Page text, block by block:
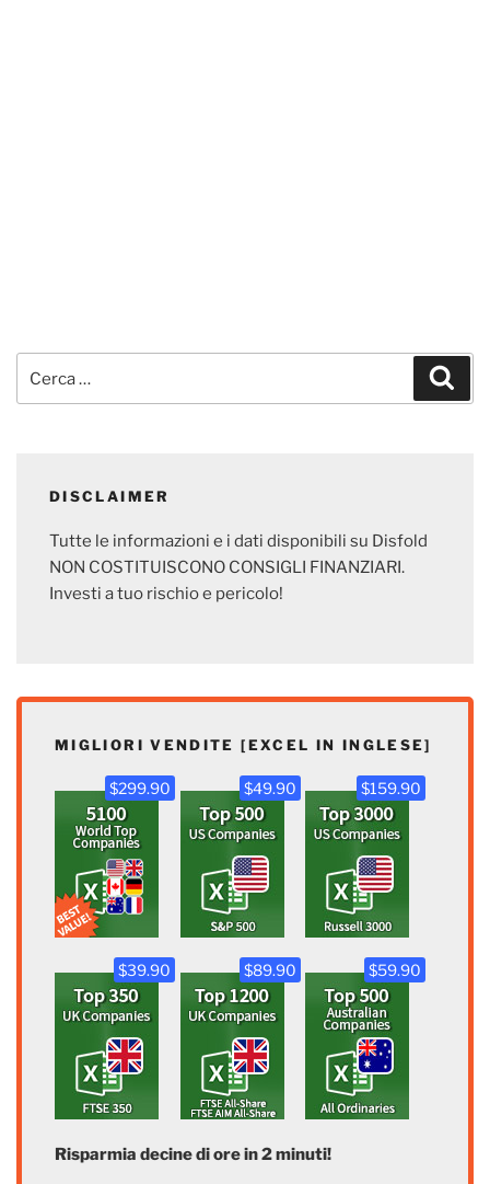
DISCLAIMER
Tutte le informazioni e i dati disponibili su Disfold
NON COSTITUISCONO CONSIGLI FINANZIARI.
Investi a tuo rischio e pericolo!
MIGLIORI VENDITE [EXCEL IN INGLESE]
$299.90 $49.90 $159.90
$39.90 $89.90 $59.90
Risparmia decine di ore in 2 minuti!